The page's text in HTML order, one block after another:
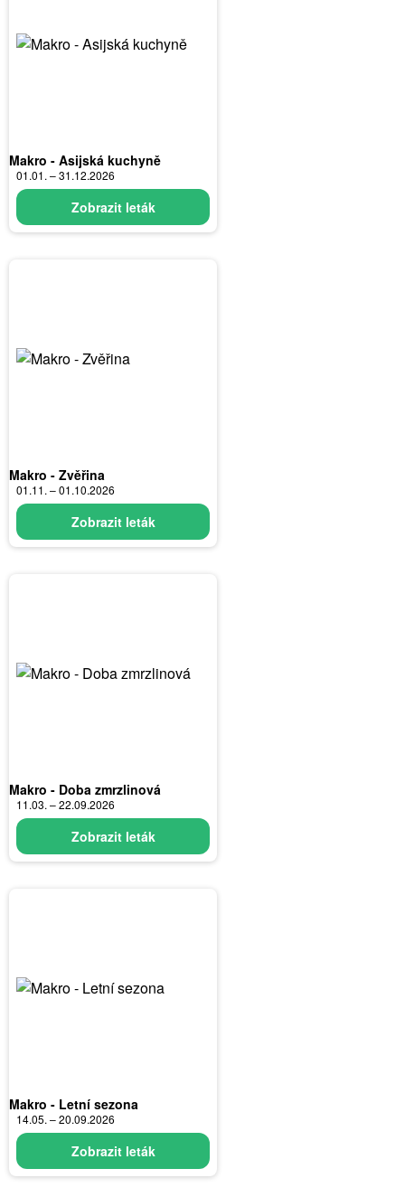
Makro - Asijská kuchyně
01.01. – 31.12.2026
Zobrazit leták
Makro - Zvěřina
01.11. – 01.10.2026
Zobrazit leták
Makro - Doba zmrzlinová
11.03. – 22.09.2026
Zobrazit leták
Makro - Letní sezona
14.05. – 20.09.2026
Zobrazit leták